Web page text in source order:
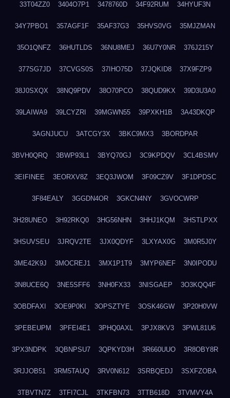
33T04ZZ0 3404O7P1 3478760D 34F92RUM 34HYUF3N
34Y7PBO1 357AGF1F 35AF37G3 35HVS0VG 35MJZMAN
35O1QNFZ 36HUTLDS 36NU8MEJ 36U7Y0NR 376J215Y
377SG7JD 37CVGS0S 37IHO75D 37JQKID8 37X9FZP9
38J0SXQX 38NQ9PDV 38O70PCO 38QUD9KX 39D3U3A0
39LAIWA9 39LCYZRI 39MGWN55 39PXKH1B 3A43DKQP
3AGNJUCU 3ATCGY3X 3BKC9MX3 3BORDPAR
3BVH0QRQ 3BWP93L1 3BYQ70GJ 3C9KPDQV 3CL4BSMV
3EIFINEE 3EORXV8Z 3EQ3JWOM 3F09CZ9V 3F1DPDSC
3F84EALY 3GGDN4OR 3GKCN4NY 3GVOCWRP
3H28UNEO 3H92RKQ0 3HG56NHN 3HHJ1KQM 3HSTLPXX
3HSUVSEU 3JRQV2TE 3JX0QDYF 3LXYAX0G 3M0R5J0Y
3ME42K9J 3MOCREJ1 3MX1P1T9 3MYP6NEF 3N0IPODU
3N8UCE6Q 3NE5SFF6 3NH0FX33 3NISGAEP 3O3KQQ4F
3OBDFAXI 3OE9P0KI 3OPSZTYE 3OSK46GW 3P20H0VW
3PEBEUPM 3PFEI4E1 3PHQ0AXL 3PJX8KV3 3PWL81U6
3PX3NDPK 3QBNPSU7 3QPKYD3H 3R660UUO 3R8OBY8R
3RJJOB51 3RM5TAUQ 3RV0N612 3SRBQEDJ 3SXFZOBA
3TBVTN7Z 3TFI7CJL 3TKFBN73 3TTB618D 3TVMVY4A